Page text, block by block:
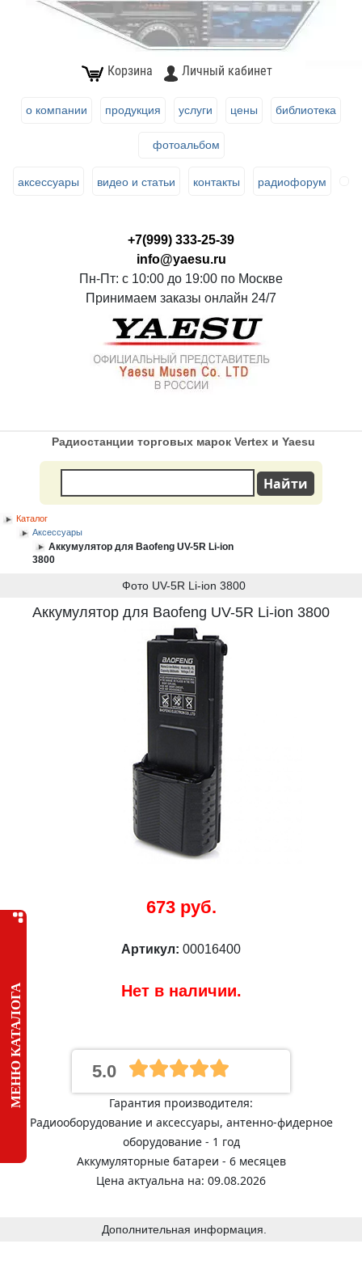
МЕНЮ КАТАЛОГА
Корзина Личный кабинет
о компании продукция услуги цены библиотека
фотоальбом
аксессуары видео и статьи контакты радиофорум
+7(999) 333-25-39
info@yaesu.ru
Пн-Пт: с 10:00 до 19:00 по Москве
Принимаем заказы онлайн 24/7
Радиостанции торговых марок Vertex и Yaesu
Каталог
Аксессуары
Аккумулятор для Baofeng UV-5R Li-ion
3800
Фото UV-5R Li-ion 3800
Аккумулятор для Baofeng UV-5R Li-ion 3800
673 руб.
Артикул: 00016400
Нет в наличии.
5.0
Гарантия производителя:
Радиооборудование и аксессуары, антенно-фидерное
оборудование - 1 год
Аккумуляторные батареи - 6 месяцев
Цена актуальна на: 09.08.2026
Дополнительная информация.